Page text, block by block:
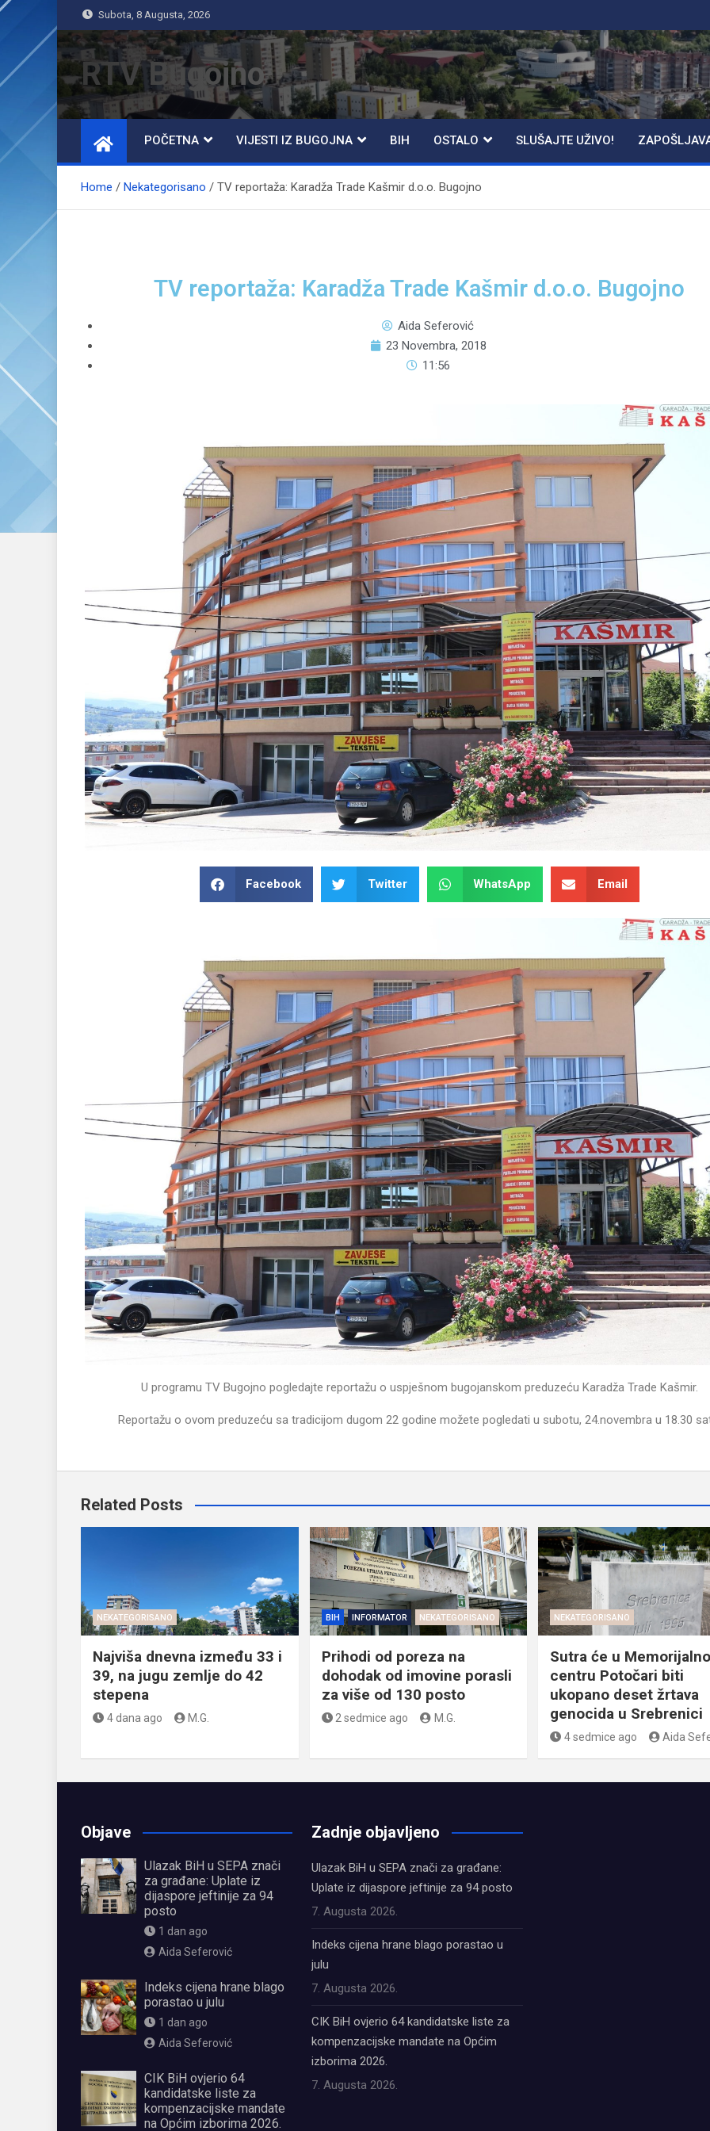
Subota, 8 Augusta, 2026
RTV Bugojno
POČETNA VIJESTI IZ BUGOJNA BIH OSTALO SLUŠAJTE UŽIVO!
Home Nekategorisano TV reportaža: Karadža Trade Kašmir d.o.o. Bugojno
TV reportaža: Karadža Trade Kašmir d.o.o. Bugojno
Aida Seferović
23 Novembra, 2018
11:56
Facebook Twitter WhatsApp Email
U programu TV Bugojno pogledajte reportažu o uspješnom bugojanskom preduzeću Karadža Trade Kašmir.
Reportažu o ovom preduzeću sa tradicijom dugom 22 godine možete pogledati u subotu, 24.novembra u 18.30
Related Posts
NEKATEGORISANO
Najviša dnevna između 33 i
39, na jugu zemlje do 42
stepena
4 dana ago M.G.
BIH INFORMATOR NEKATEGORISANO
Prihodi od poreza na
dohodak od imovine porasli
za više od 130 posto
2 sedmice ago M.G.
NEKATEGORISANO
Sutra će u
centru Potočari biti
ukopano deset žrtava
genocida u Srebrenici
4 sedmice ago Aida
Objave
Ulazak BiH u SEPA znači
za građane: Uplate iz
dijaspore jeftinije za 94
posto
1 dan ago
Aida Seferović
Indeks cijena hrane blago
porastao u julu
1 dan ago
Aida Seferović
CIK BiH ovjerio 64
kandidatske liste za
kompenzacijske mandate
na Općim izborima 2026.
Zadnje objavljeno
Ulazak BiH u SEPA znači za građane:
Uplate iz dijaspore jeftinije za 94 posto
7. Augusta 2026.
Indeks cijena hrane blago porastao u
julu
7. Augusta 2026.
CIK BiH ovjerio 64 kandidatske liste za
kompenzacijske mandate na Općim
izborima 2026.
7. Augusta 2026.